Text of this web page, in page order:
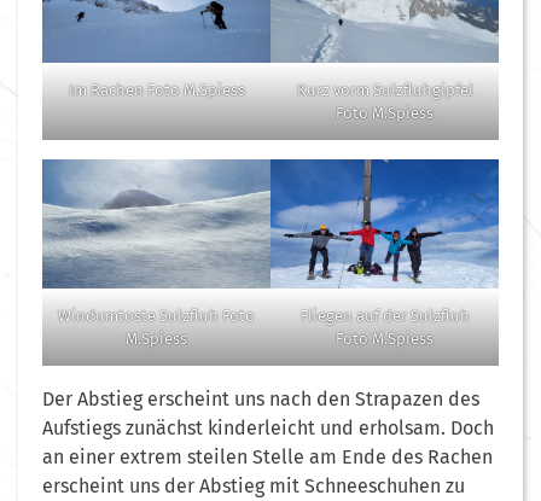
Im Rachen Foto M.Spiess
Kurz vorm Sulzfluhgipfel
Foto M.Spiess
Windumtoste Sulzfluh Foto
M.Spiess
Fliegen auf der Sulzfluh
Foto M.Spiess
Der Abstieg erscheint uns nach den Strapazen des
Aufstiegs zunächst kinderleicht und erholsam. Doch
an einer extrem steilen Stelle am Ende des Rachen
erscheint uns der Abstieg mit Schneeschuhen zu